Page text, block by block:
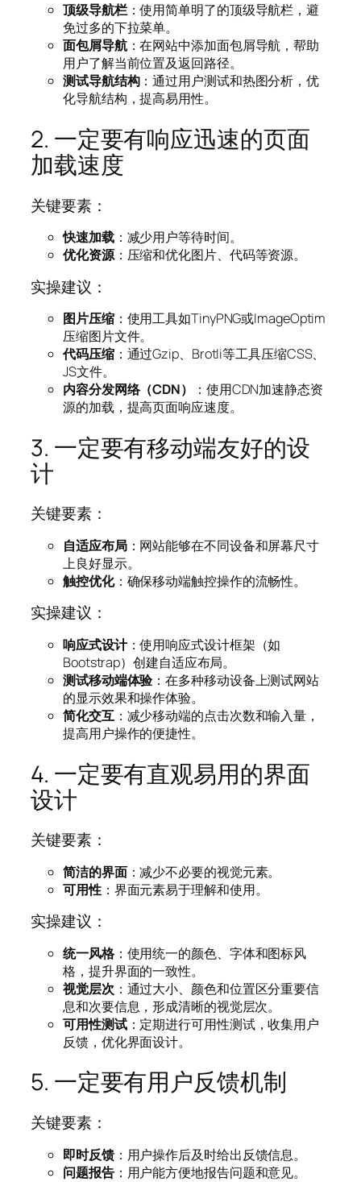
顶级导航栏：使用简单明了的顶级导航栏，避
免过多的下拉菜单。
面包屑导航：在网站中添加面包屑导航，帮助
用户了解当前位置及返回路径。
测试导航结构：通过用户测试和热图分析，优
化导航结构，提高易用性。
2. 一定要有响应迅速的页面
加载速度
关键要素：
快速加载：减少用户等待时间。
优化资源：压缩和优化图片、代码等资源。
实操建议：
图片压缩：使用工具如TinyPNG或ImageOptim
压缩图片文件。
代码压缩：通过Gzip、Brotli等工具压缩CSS、
JS文件。
内容分发网络（CDN）
：使用CDN加速静态资
源的加载，提高页面响应速度。
3. 一定要有移动端友好的设
计
关键要素：
自适应布局：网站能够在不同设备和屏幕尺寸
上良好显示。
触控优化：确保移动端触控操作的流畅性。
实操建议：
响应式设计：使用响应式设计框架（如
Bootstrap）创建自适应布局。
测试移动端体验：在多种移动设备上测试网站
的显示效果和操作体验。
简化交互：减少移动端的点击次数和输入量，
提高用户操作的便捷性。
4. 一定要有直观易用的界面
设计
关键要素：
简洁的界面：减少不必要的视觉元素。
可用性：界面元素易于理解和使用。
实操建议：
统一风格：使用统一的颜色、字体和图标风
格，提升界面的一致性。
视觉层次 ：通过大小、颜色和位置区分重要信
息和次要信息，形成清晰的视觉层次。
可用性测试：定期进行可用性测试，收集用户
反馈，优化界面设计。
5. 一定要有用户反馈机制
关键要素：
即时反馈：用户操作后及时给出反馈信息。
问题报告：用户能方便地报告问题和意见。